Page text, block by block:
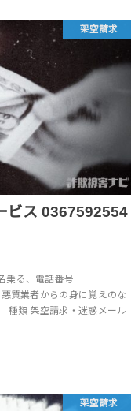
架空請求
ビス 0367592554
乗る、電話番号
質業者からの身に覚えのな
種類 架空請求・迷惑メール
架空請求